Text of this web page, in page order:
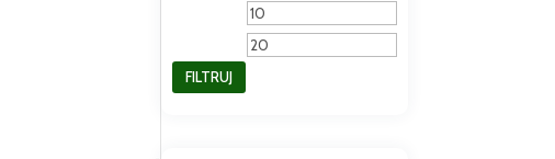
Cena
min
FILTRUJ